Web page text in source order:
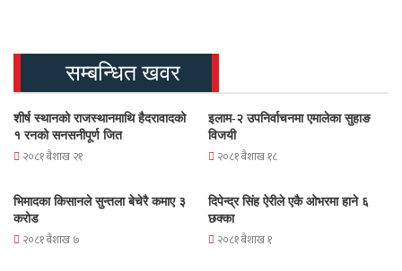
सम्बन्धित खवर
शीर्ष स्थानको राजस्थानमाथि हैदरावादको
१ रनको सनसनीपूर्ण जित
२०८१ बैशाख २१
इलाम-२ उपनिर्वाचनमा एमालेका सुहाङ
विजयी
२०८१ बैशाख १८
भिमादका किसानले सुन्तला बेचेरै कमाए ३
करोड
२०८१ बैशाख ७
दिपेन्द्र सिंह ऐरीले एकै ओभरमा हाने ६
छक्का
२०८१ बैशाख १